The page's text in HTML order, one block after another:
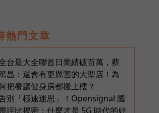
熱門文章
台最大全聯首日業績破百萬，蔡
昌：還會有更厲害的大型店！為
把餐廳健身房都搬上樓？
別「極速迷思」！Opensignal 國
評比揭密：什麼才是 5G 時代的好